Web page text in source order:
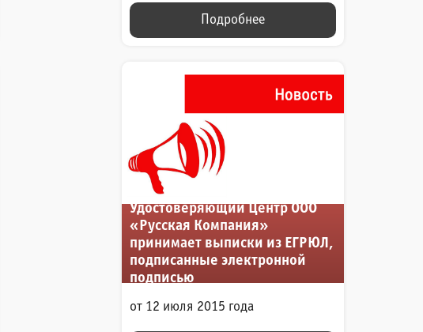
Подробнее
Удостоверяющий Центр ООО
«Русская Компания»
принимает выписки из ЕГРЮЛ,
подписанные электронной
подписью
от 12 июля 2015 года